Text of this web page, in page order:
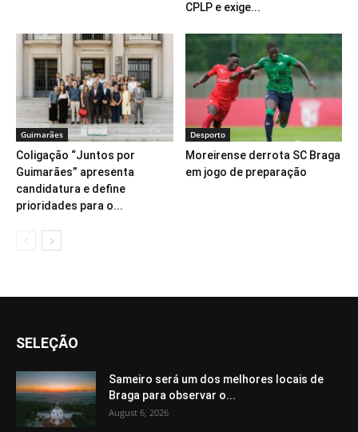
CPLP e exige...
Guimarães
Coligação “Juntos por
Guimarães” apresenta
candidatura e define
prioridades para o...
Desporto
Moreirense derrota SC Braga
em jogo de preparação
SELEÇÃO
Sameiro será um dos melhores locais de
Braga para observar o...
August 6, 2026